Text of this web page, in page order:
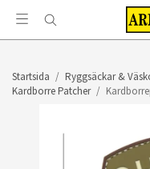
Startsida / Ryggsäckar &
Kardborre Patcher /